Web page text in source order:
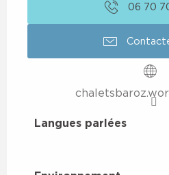
06 70
Langues parlées
Langues parlées